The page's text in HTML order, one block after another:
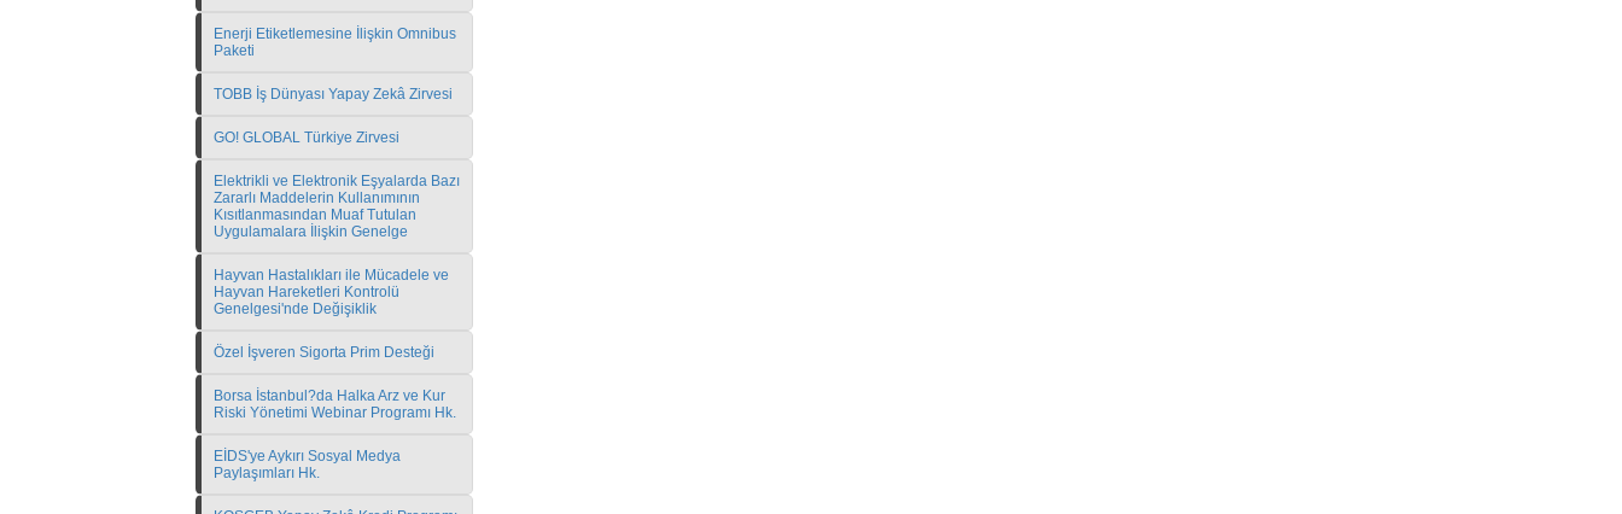
Enerji Etiketlemesine İlişkin Omnibus
Paketi
TOBB İş Dünyası Yapay Zekâ Zirvesi
GO! GLOBAL Türkiye Zirvesi
Elektrikli ve Elektronik Eşyalarda Bazı
Zararlı Maddelerin Kullanımının
Kısıtlanmasından Muaf Tutulan
Uygulamalara İlişkin Genelge
Hayvan Hastalıkları ile Mücadele ve
Hayvan Hareketleri Kontrolü
Genelgesi'nde Değişiklik
Özel İşveren Sigorta Prim Desteği
Borsa İstanbul?da Halka Arz ve Kur
Riski Yönetimi Webinar Programı Hk.
EİDS'ye Aykırı Sosyal Medya
Paylaşımları Hk.